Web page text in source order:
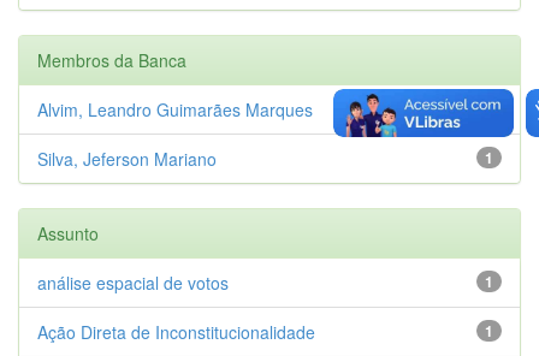
Membros da Banca
1
Alvim, Leandro Guimarães Marques
1
Silva, Jeferson Mariano
Assunto
1
análise espacial de votos
1
Ação Direta de Inconstitucionalidade